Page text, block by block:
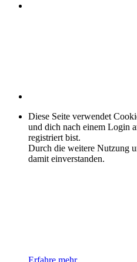
Diese Seite verwendet
und dich nach einem Login
registriert bist.
Durch die weitere Nutzung
damit einverstanden.